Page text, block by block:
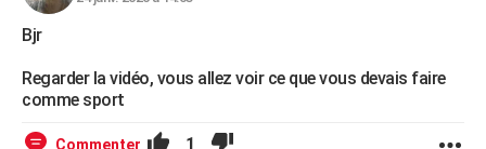
Bjr
Regarder la vidéo, vous allez voir ce que vous devais faire
comme sport
Commenter 1